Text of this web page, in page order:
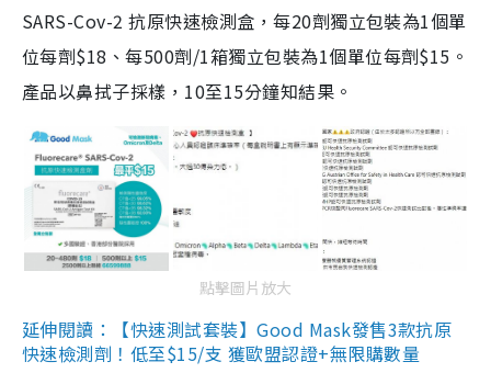
SARS-Cov-2 抗原快速檢測盒，每20劑獨立包裝為1個單
位每劑$18、每500劑/1箱獨立包裝為1個單位每劑$15。
產品以鼻拭子採樣，10至15分鐘知結果。
點擊圖片放大
延伸閱讀：【快速測試套裝】Good Mask發售3款抗原
快速檢測劑！低至$15/支 獲歐盟認證+無限購數量